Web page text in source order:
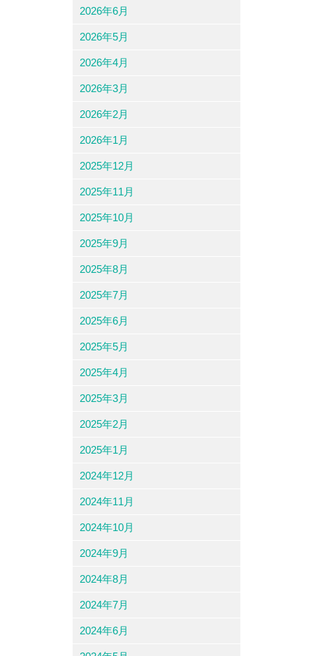
2026年6月
2026年5月
2026年4月
2026年3月
2026年2月
2026年1月
2025年12月
2025年11月
2025年10月
2025年9月
2025年8月
2025年7月
2025年6月
2025年5月
2025年4月
2025年3月
2025年2月
2025年1月
2024年12月
2024年11月
2024年10月
2024年9月
2024年8月
2024年7月
2024年6月